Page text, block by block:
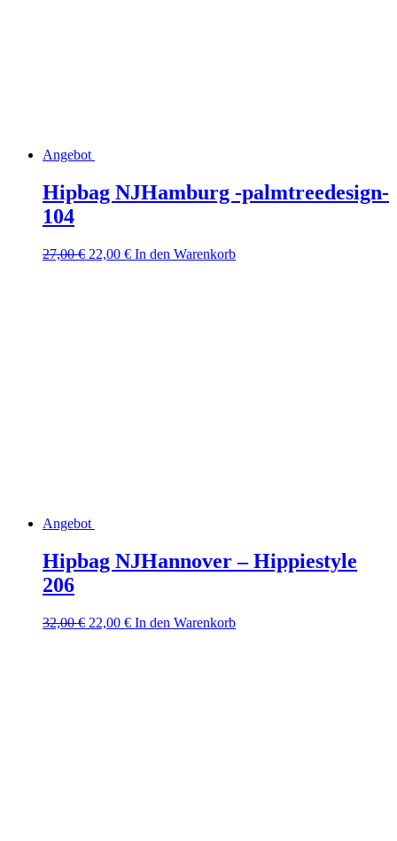
Angebot
Hipbag NJHamburg -palmtreedesign-
104
27,00€ Ursprünglicher
22,00 €Aktueller
In den Warenkorb
Angebot
Hipbag NJHannover – Hippiestyle
206
32,00€ Ursprünglicher
22,00 €Aktueller
In den Warenkorb